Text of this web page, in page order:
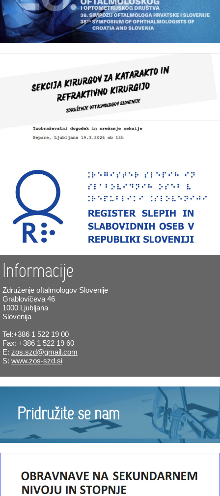
Informacije
Združenje oftalmologov Slovenije
Grablovičeva 46
1000 Ljubljana
Slovenija
Tel:+386 1 522 19 00
Fax: +386 1 522 19 60
E: zos.szd@gmail.com
S: www.zos-szd.si
Pridružite se nam